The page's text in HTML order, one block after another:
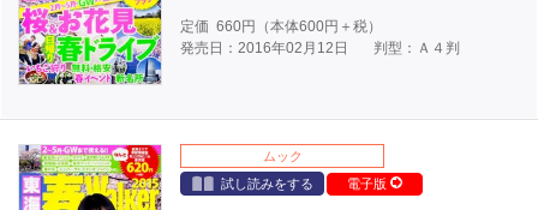
定価 660円（本体600円＋税）
発売日：2016年02月12日
判型：Ａ４判
ムック
試し読みをする
電子版